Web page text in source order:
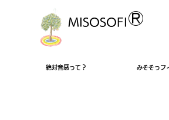
MISOSOFI ®
絶対音感って？ みそそっフ